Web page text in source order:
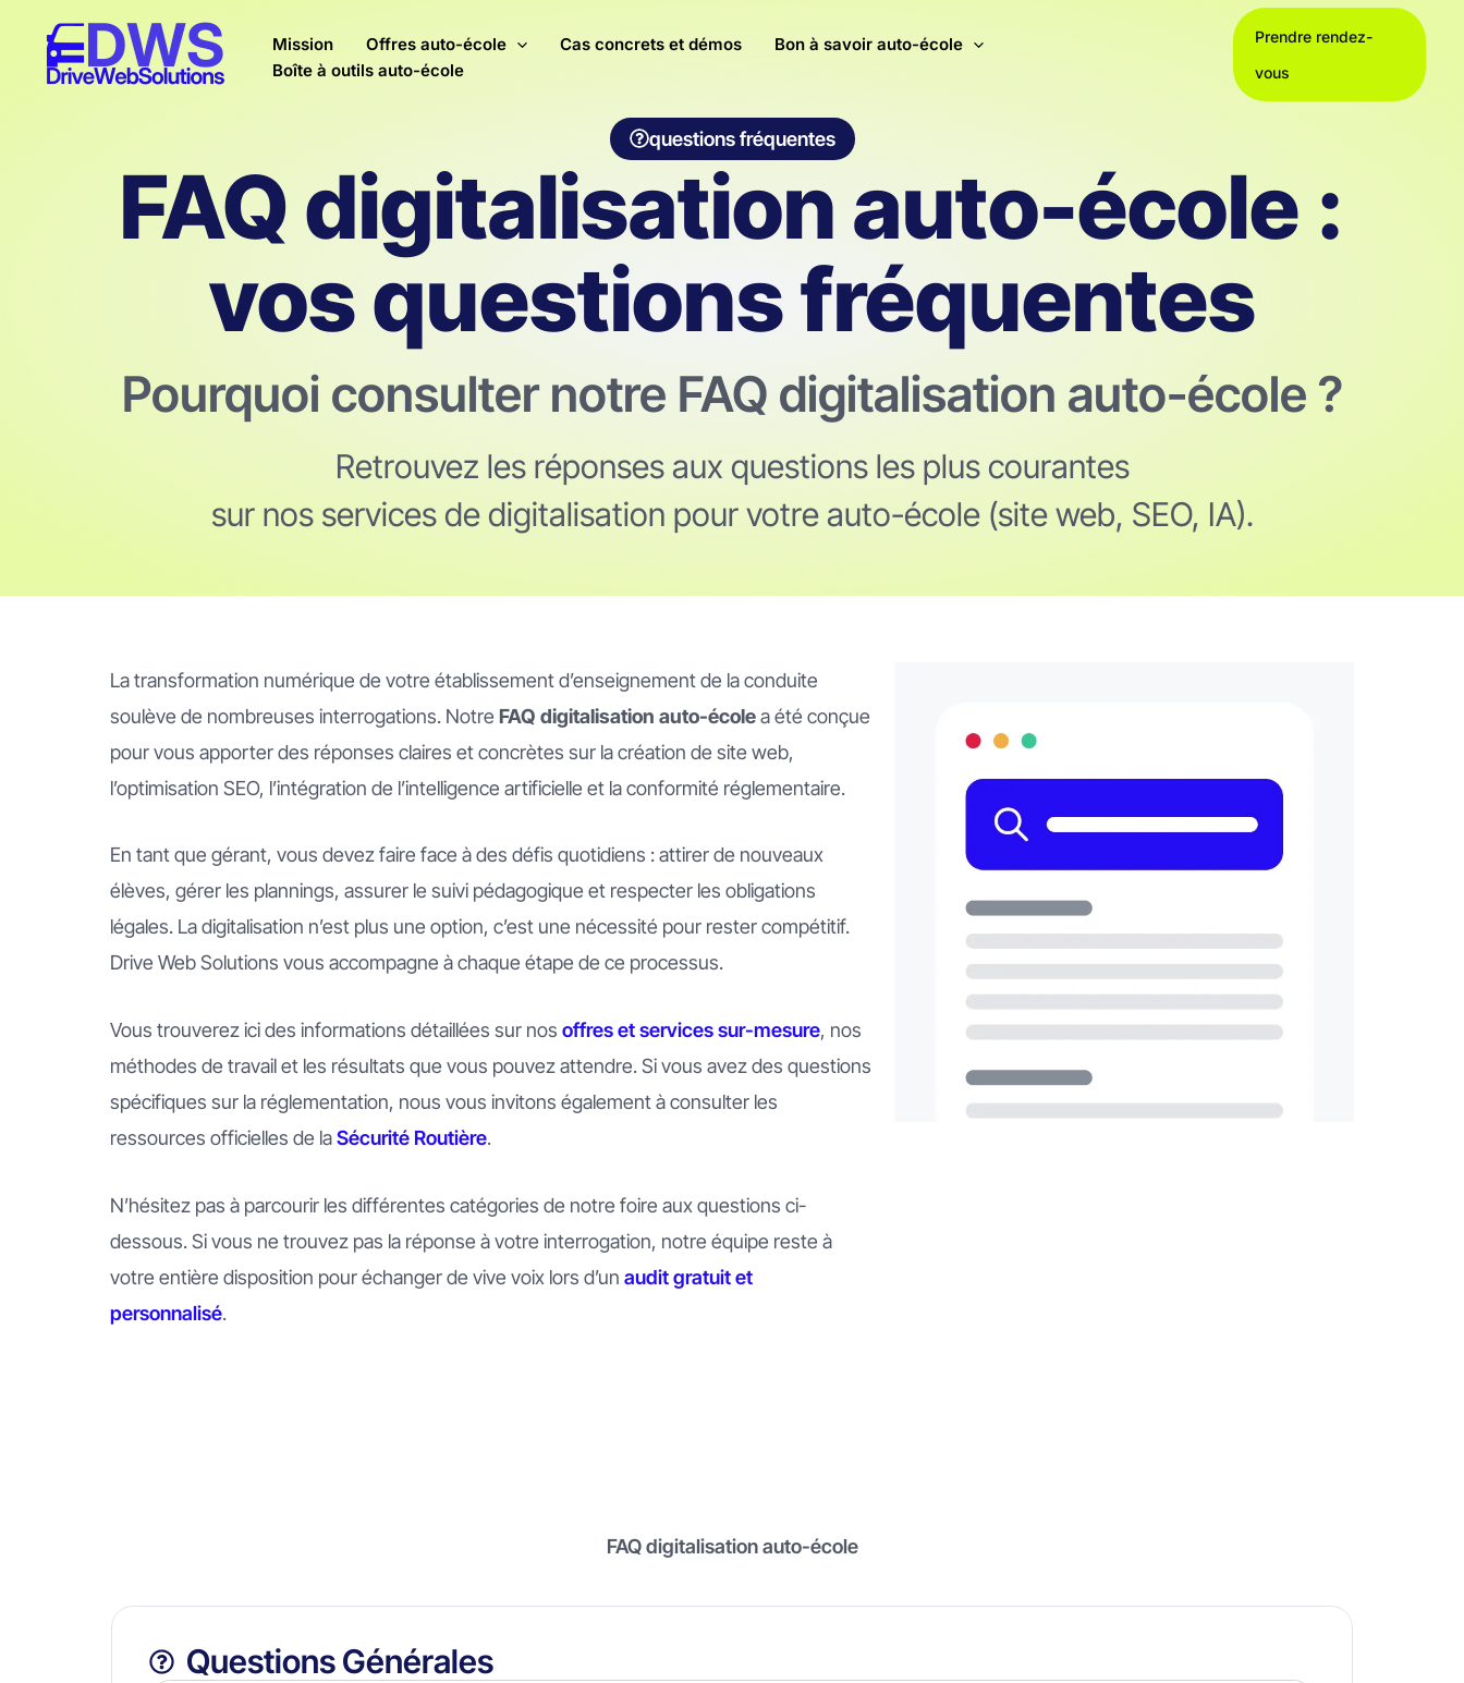
principal
contenu
Mission Offres auto-école Cas concrets et démos
Bon à savoir auto-école
Boîte à outils auto-école
Prendre rendez-
vous
questions fréquentes
FAQ digitalisation auto-école :
vos questions fréquentes
Pourquoi consulter notre FAQ digitalisation auto-école ?
Retrouvez les réponses aux questions les plus courantes
sur nos services de digitalisation pour votre auto-école (site web, SEO, IA).
La transformation numérique de votre établissement d’enseignement de la conduite
soulève de nombreuses interrogations. Notre FAQ digitalisation auto-écolea été conçue
pour vous apporter des réponses claires et concrètes sur la création de site web,
l’optimisation SEO, l’intégration de l’intelligence artificielle et la conformité réglementaire.
En tant que gérant, vous devez faire face à des défis quotidiens : attirer de nouveaux
élèves, gérer les plannings, assurer le suivi pédagogique et respecter les obligations
légales. La digitalisation n’est plus une option, c’est une nécessité pour rester compétitif.
Drive Web Solutions vous accompagne à chaque étape de ce processus.
Vous trouverez ici des informations détaillées sur nos offres et services sur-mesure, nos
méthodes de travail et les résultats que vous pouvez attendre. Si vous avez des questions
spécifiques sur la réglementation, nous vous invitons également à consulter les
ressources officielles de laSécurité Routière.
N’hésitez pas à parcourir les différentes catégories de notre foire aux questions ci-
dessous. Si vous ne trouvez pas la réponse à votre interrogation, notre équipe reste à
votre entière disposition pour échanger de vive voix lors d’un audit gratuit et
personnalisé.
FAQ digitalisation auto-école
Questions Générales